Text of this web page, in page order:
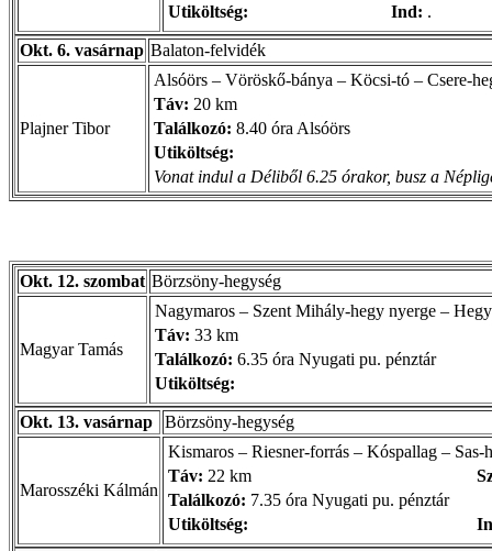
Utiköltség:
Ind: .
Okt. 6. vasárnap Balaton-felvidék
Plajner Tibor
Alsóörs – Vöröskő-bánya – Köcsi-tó – Csere-
Táv: 20 km
Találkozó: 8.40 óra Alsóörs
Utiköltség:
Vonat indul a Déliből 6.25 órakor, busz a
Okt. 12. szombat Börzsöny-hegység
Magyar Tamás
Nagymaros – Szent Mihály-hegy nyerge –
Táv: 33 km
Találkozó: 6.35 óra Nyugati pu. pénztár
Utiköltség:
Okt. 13. vasárnap Börzsöny-hegység
Marosszéki Kálmán
Kismaros – Riesner-forrás – Kóspallag –
Táv: 22 km
Találkozó: 7.35 óra Nyugati pu. pénztár
Utiköltség: